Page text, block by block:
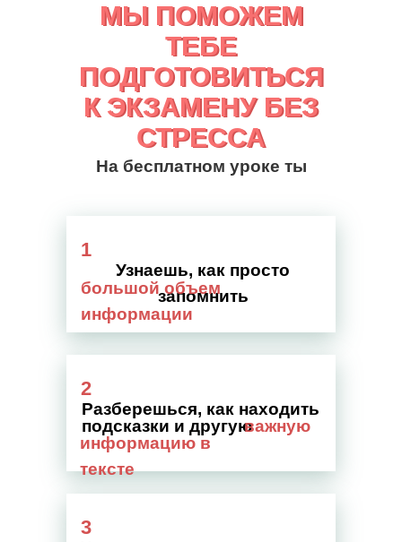
МЫ ПОМОЖЕМ
ТЕБЕ
ПОДГОТОВИТЬСЯ
К ЭКЗАМЕНУ БЕЗ
СТРЕССА
МЫ ПОМОЖЕМ
ТЕБЕ
ПОДГОТОВИТЬСЯ
К ЭКЗАМЕНУ БЕЗ
СТРЕССА
На бесплатном уроке ты
1
2
3
Узнаешь, как просто
запомнить
большой объем
информации
Разберешься, как находить
подсказки и другуюважную
информацию в
тексте